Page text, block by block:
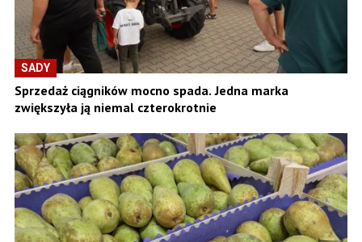
SADY
Sprzedaż ciągników mocno spada. Jedna marka
zwiększyła ją niemal czterokrotnie